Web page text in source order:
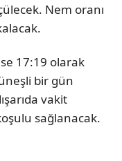
Nem oranı
17:19 olarak
bir gün
vakit
sağlanacak.